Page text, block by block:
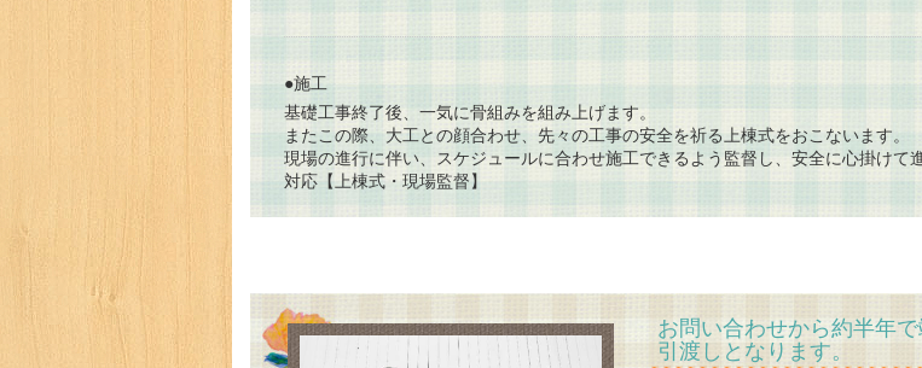
●施工
基礎工事終了後、一気に骨組みを組み上げます。
またこの際、大工との顔合わせ、先々の工事の安全を祈る上棟式をおこないます。
現場の進行に伴い、スケジュールに合わせ施工できるよう監督し、安全に心掛けて
対応【上棟式・現場監督】
お問い合わせから約半年
引渡しとなります。